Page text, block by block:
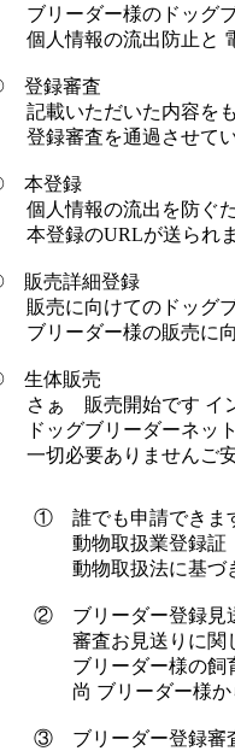
リーダー様のドッグブ
人情報の流出防止と 電
登録審査
載いただいた内容をも
録審査を通過させてい
本登録
人情報の流出を防ぐた
登録のURLが送られま
販売詳細登録
売に向けてのドッグブ
リーダー様の販売に向
生体販売
ぁ 販売開始です イン
ッグブリーダーネット
切必要ありませんご安
① 誰でも申請できま
動物取扱業登録証（
動物取扱法に基づ
② ブリーダー登録見
審査お見送りに関
ブリーダー様の飼育
尚 ブリーダー様か
③ ブリーダー登録審